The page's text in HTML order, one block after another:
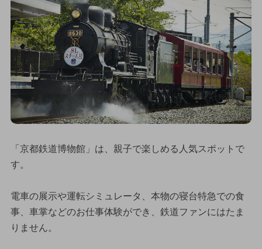
「京都鉄道博物館」は、親子で楽しめる人気スポットで
す。
電車の展示や運転シミュレータ、本物の寝台特急での食
事、車掌などのお仕事体験ができ、鉄道ファンにはたま
りません。